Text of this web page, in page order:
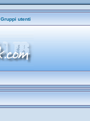
Gruppi utenti